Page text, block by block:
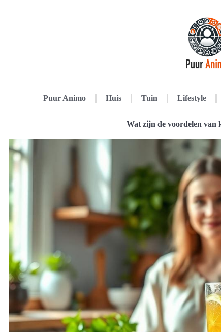
Puur Animo Huis Tuin Lifestyle
Wat zijn de voordelen van